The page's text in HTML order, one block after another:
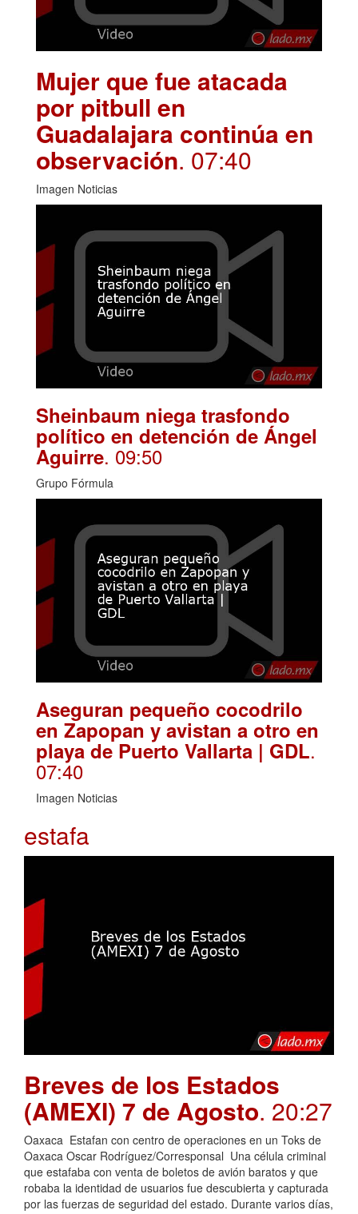
Mujer que fue atacada
por pitbull en
Guadalajara continúa en
observación. 07:40
Imagen Noticias
Sheinbaum niega trasfondo
político en detención de Ángel
Aguirre. 09:50
Grupo Fórmula
Aseguran pequeño cocodrilo
en Zapopan y avistan a otro en
playa de Puerto Vallarta | GDL.
07:40
Imagen Noticias
estafa
Breves de los Estados
(AMEXI) 7 de Agosto. 20:27
Oaxaca Estafan con centro de operaciones en un Toks de
Oaxaca Oscar Rodríguez/Corresponsal Una célula criminal
que estafaba con venta de boletos de avión baratos y que
robaba la identidad de usuarios fue descubierta y capturada
por las fuerzas de seguridad del estado. Durante varios días,